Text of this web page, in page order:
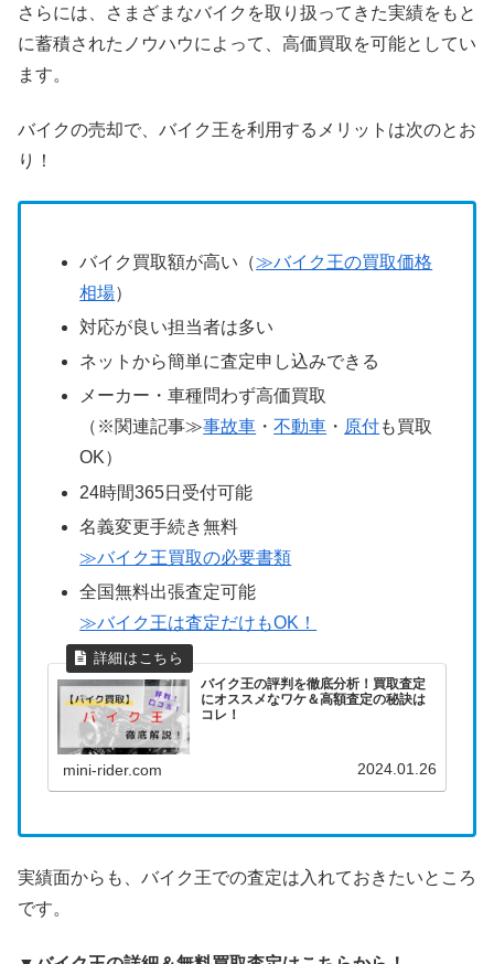
さらには、さまざまなバイクを取り扱ってきた実績をもと
に蓄積されたノウハウによって、高価買取を可能としてい
ます。
バイクの売却で、バイク王を利用するメリットは次のとお
り！
バイク買取額が高い（≫バイク王の買取価格
相場）
対応が良い担当者は多い
ネットから簡単に査定申し込みできる
メーカー・車種問わず高価買取
（※関連記事≫事故車 ・不動車 ・ 原付も買取
OK）
24時間365日受付可能
名義変更手続き無料
≫バイク王買取の必要書類
全国無料出張査定可能
≫バイク王は査定だけもOK！
バイク王の評判を徹底分析！買取査定
にオススメなワケ＆高額査定の秘訣は
コレ！
mini-rider.com 2024.01.26
実績面からも、バイク王での査定は入れておきたいところ
です。